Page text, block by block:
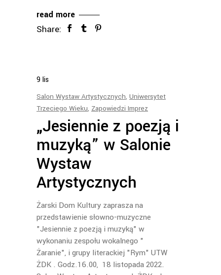
read more
Share:
9lis
Salon Wystaw Artystycznych, Uniwersytet
Trzeciego Wieku, Zapowiedzi Imprez
„Jesiennie z poezją i
muzyką” w Salonie
Wystaw
Artystycznych
Żarski Dom Kultury zaprasza na
przedstawienie słowno-muzyczne
"Jesiennie z poezją i muzyką" w
wykonaniu zespołu wokalnego "
Żaranie", i grupy literackiej "Rym" UTW
ŻDK . Godz.16.00, 18 listopada 2022.